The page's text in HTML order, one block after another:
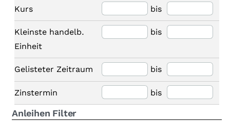
Kurs bis
Kleinste handelb.
Einheit
bis
Gelisteter Zeitraum bis
Zinstermin bis
Anleihen Filter